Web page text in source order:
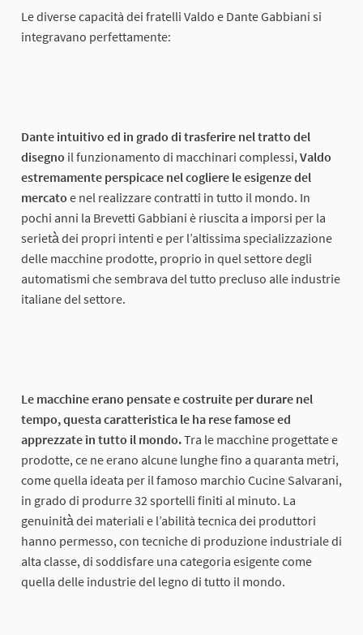
Le diverse capacità dei fratelli Valdo e Dante Gabbiani si
integravano perfettamente:
Dante intuitivo ed in grado di trasferire nel tratto del
disegno il funzionamento di macchinari complessi, Valdo
estremamente perspicace nel cogliere le esigenze del
mercato e nel realizzare contratti in tutto il mondo. In
pochi anni la Brevetti Gabbiani è riuscita a imporsi per la
serietà̀ dei propri intenti e per l’altissima specializzazione
delle macchine prodotte, proprio in quel settore degli
automatismi che sembrava del tutto precluso alle industrie
italiane del settore.
Le macchine erano pensate e costruite per durare nel
tempo, questa caratteristica le ha rese famose ed
apprezzate in tutto il mondo.Tra le macchine progettate e
prodotte, ce ne erano alcune lunghe fino a quaranta metri,
come quella ideata per il famoso marchio Cucine Salvarani,
in grado di produrre 32 sportelli finiti al minuto. La
genuinità̀ dei materiali e l’abilità tecnica dei produttori
hanno permesso, con tecniche di produzione industriale di
alta classe, di soddisfare una categoria esigente come
quella delle industrie del legno di tutto il mondo.